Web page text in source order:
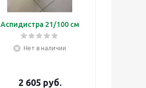
Аспидистра 21/100 см
Нет в наличии
2 605 руб.